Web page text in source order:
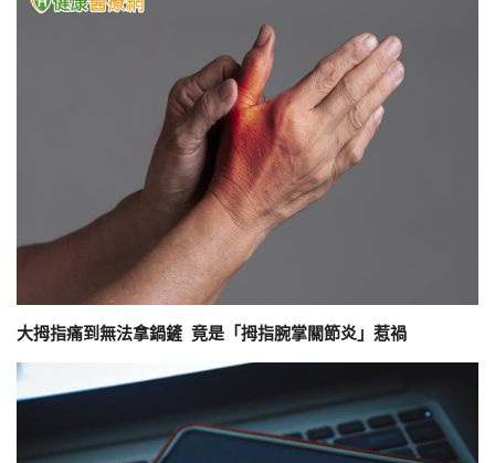
大拇指痛到無法拿鍋鏟 竟是「拇指腕掌關節炎」惹禍